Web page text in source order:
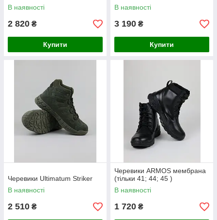
В наявності
2 820 ₴
Купити
В наявності
3 190 ₴
Купити
Черевики Ultimatum Striker
В наявності
2 510 ₴
Черевики ARMOS мембрана
(тільки 41; 44; 45 )
В наявності
1 720 ₴